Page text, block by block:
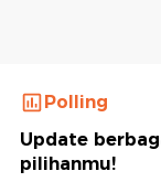
Polling
Update
pilihanmu!